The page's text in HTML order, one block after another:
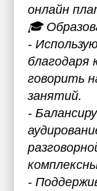
онлайн
🎓
-
говорить
занятий.
-
-